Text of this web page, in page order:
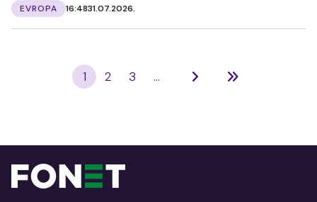
EVROPA 16:4831.07.2026.
1 2 3 ...